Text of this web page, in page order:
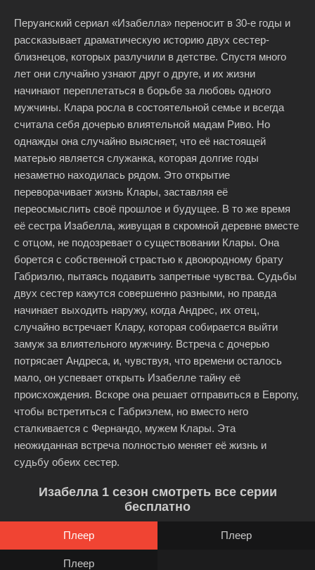
Перуанский сериал «Изабелла» переносит в 30-е годы и
рассказывает драматическую историю двух сестер-
близнецов, которых разлучили в детстве. Спустя много
лет они случайно узнают друг о друге, и их жизни
начинают переплетаться в борьбе за любовь одного
мужчины. Клара росла в состоятельной семье и всегда
считала себя дочерью влиятельной мадам Риво. Но
однажды она случайно выясняет, что её настоящей
матерью является служанка, которая долгие годы
незаметно находилась рядом. Это открытие
переворачивает жизнь Клары, заставляя её
переосмыслить своё прошлое и будущее. В то же время
её сестра Изабелла, живущая в скромной деревне вместе
с отцом, не подозревает о существовании Клары. Она
борется с собственной страстью к двоюродному брату
Габриэлю, пытаясь подавить запретные чувства. Судьбы
двух сестер кажутся совершенно разными, но правда
начинает выходить наружу, когда Андрес, их отец,
случайно встречает Клару, которая собирается выйти
замуж за влиятельного мужчину. Встреча с дочерью
потрясает Андреса, и, чувствуя, что времени осталось
мало, он успевает открыть Изабелле тайну её
происхождения. Вскоре она решает отправиться в Европу,
чтобы встретиться с Габриэлем, но вместо него
сталкивается с Фернандо, мужем Клары. Эта
неожиданная встреча полностью меняет её жизнь и
судьбу обеих сестер.
Изабелла 1 сезон смотреть все серии
бесплатно
Плеер Плеер
Плеер